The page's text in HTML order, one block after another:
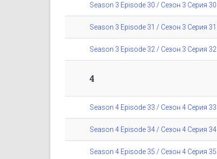
Season 3 Episode 30 / Сезон 3 Серия 30
Season 3 Episode 31 / Сезон 3 Серия 31
Season 3 Episode 32 / Сезон 3 Серия 32
4
Season 4 Episode 33 / Сезон 4 Серия 33
Season 4 Episode 34 / Сезон 4 Серия 34
Season 4 Episode 35 / Сезон 4 Серия 35